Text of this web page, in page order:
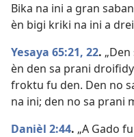
Bika na ini a gran
èn bigi kriki na ini a
Yesaya 65:21, 22.
èn den sa prani
froktu fu den. Den no
na ini; den no sa prani
Danièl 2:44. „A Gado